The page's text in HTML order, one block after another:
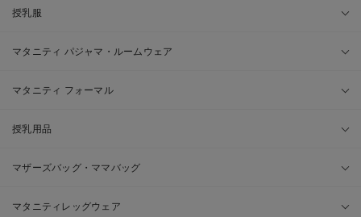
授乳服
マタニティ パジャマ・ルームウェア
マタニティ フォーマル
授乳用品
マザーズバッグ・ママバッグ
マタニティレッグウェア